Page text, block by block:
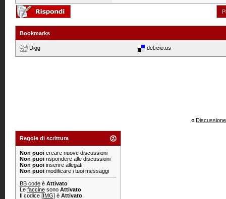
Bookmarks
Digg del.icio.us
«
Regole di scrittura
Non puoi creare nuove discussioni
Non puoi rispondere alle discussioni
Non puoi inserire allegati
Non puoi modificare i tuoi messaggi
BB code è Attivato
Le faccine sono Attivato
Il codice [IMG] è Attivato